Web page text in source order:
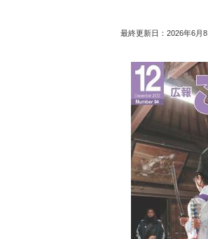
最終更新日： 2026年6月8